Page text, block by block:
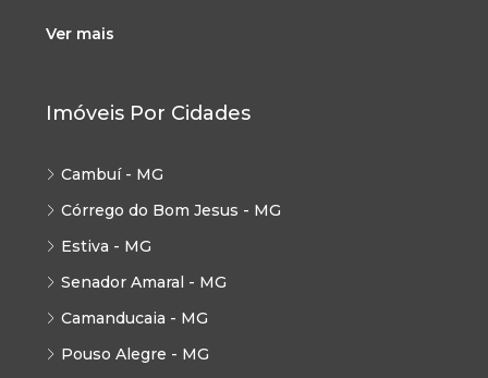
Ver mais
Imóveis Por Cidades
Cambuí - MG
Córrego do Bom Jesus - MG
Estiva - MG
Senador Amaral - MG
Camanducaia - MG
Pouso Alegre - MG